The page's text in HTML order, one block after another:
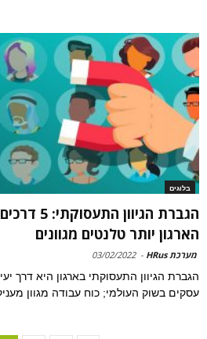
בלוגים
הגברת
הארגון יותר טלנטים מגוונים
מערכת HRus -
03/02/2022
הגברת הגיוון התעסוקתי בארגון היא דרך
עסקים בשוק העולמי; כוח עבודה מגוון